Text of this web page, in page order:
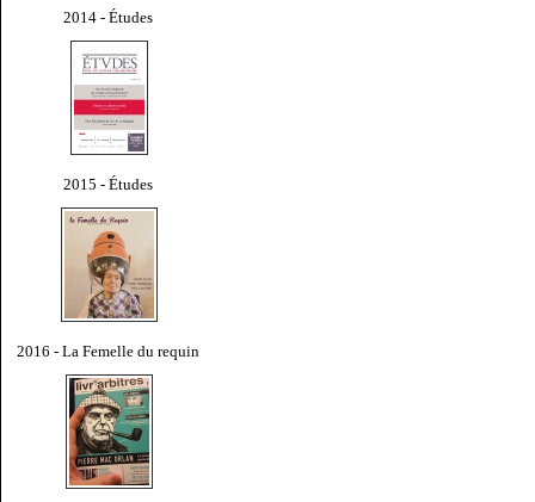
2014 - Études
2015 - Études
2016 - La Femelle du requin